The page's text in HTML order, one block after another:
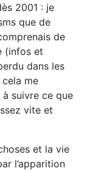
2001 : je
que de
de
(infos et
dans les
me
suivre ce que
vite et
et la vie
l’apparition